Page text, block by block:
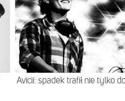
Avicii: spadek trafił nie tylko